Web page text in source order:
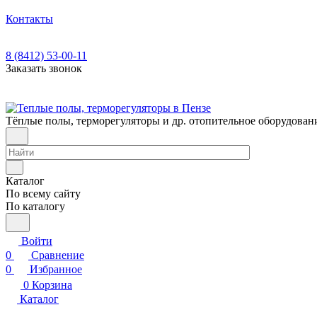
Контакты
8 (8412) 53-00-11
Заказать звонок
Тёплые полы, терморегуляторы и др. отопительное
Каталог
По всему сайту
По каталогу
Войти
0
Сравнение
0
Избранное
0 Корзина
Каталог